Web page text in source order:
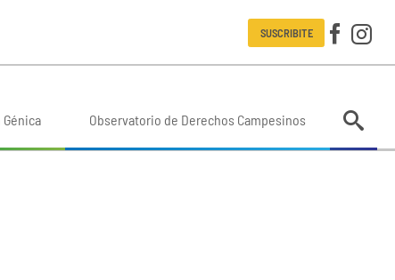
SUSCRIBITE
Observatorio de Derechos Campesinos